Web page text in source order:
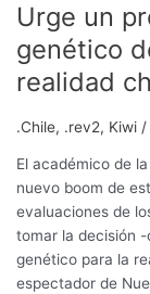
Urge un
genético
realidad
.Chile, .rev2, Kiwi /
El académico de
nuevo boom de
evaluaciones de
tomar la decisión
genético para la
espectador de